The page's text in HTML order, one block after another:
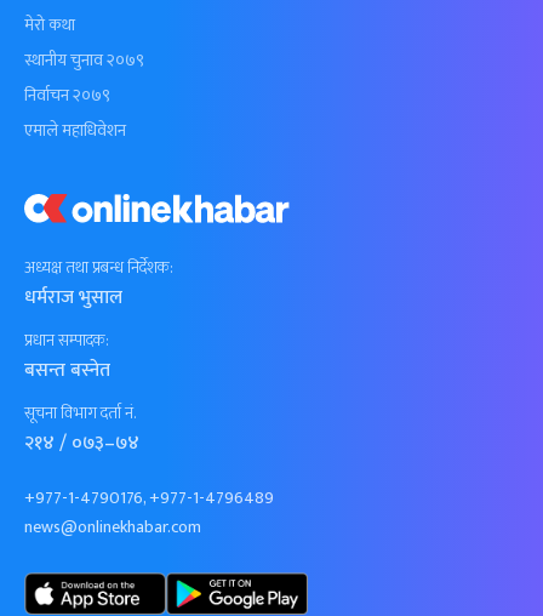
अध्यक्ष तथा प्रबन्ध निर्देशक:
धर्मराज भुसाल
प्रधान सम्पादक:
बसन्त बस्नेत
सूचना विभाग दर्ता नं.
२१४ / ०७३–७४
+977-1-4790176, +977-1-4796489
news@onlinekhabar.com
मेरो कथा
स्थानीय चुनाव २०७९
निर्वाचन २०७९
एमाले महाधिवेशन